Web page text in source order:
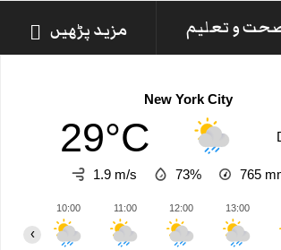
و تعلیم مزید پڑھیں
New York City
29°C
1.9 m/s 73% 765
10:00 11:00 12:00 13:00
‹